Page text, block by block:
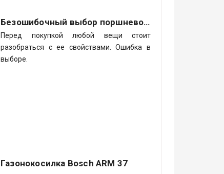
Безошибочный выбор поршневого компрессора
Перед покупкой любой вещи стоит
разобраться с ее свойствами. Ошибка в
выборе.
Газонокосилка Bosch ARM 37